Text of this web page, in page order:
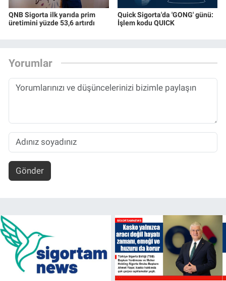
QNB Sigorta ilk yarıda prim
üretimini yüzde 53,6 artırdı
Quick Sigorta'da 'GONG' günü:
İşlem kodu QUICK
Yorumlar
Gönder